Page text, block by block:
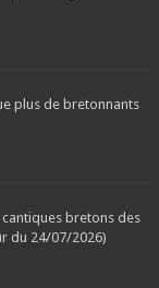
plus de bretonnants
bretons des
du 24/07/2026)